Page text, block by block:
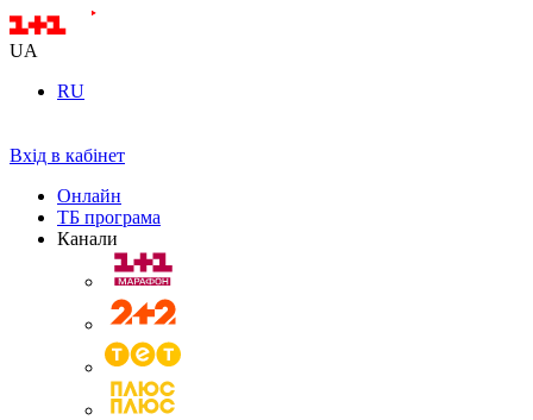
UA
RU
Вхід в кабінет
Онлайн
ТБ програма
Канали